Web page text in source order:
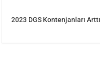
2023 DGS Kontenjanları Arttı